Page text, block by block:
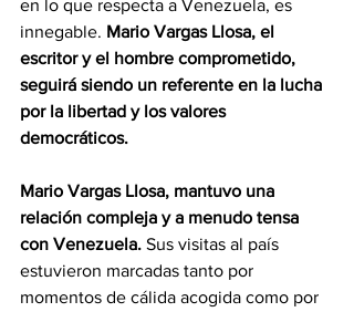
en lo que respecta a Venezuela, es
innegable. Mario Vargas Llosa, el
escritor y el hombre comprometido,
seguirá siendo un referente en la lucha
por la libertad y los valores
democráticos.
Mario Vargas Llosa, mantuvo una
relación compleja y a menudo tensa
con Venezuela. Sus visitas al país
estuvieron marcadas tanto por
momentos de cálida acogida como por